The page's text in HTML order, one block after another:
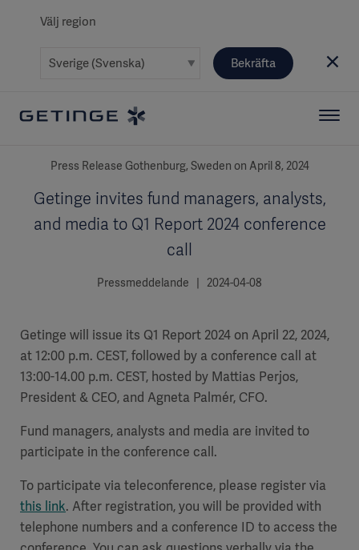
Välj region
Bekräfta
Press Release Gothenburg, Sweden on April 8, 2024
Getinge invites fund managers, analysts,
and media to Q1 Report 2024 conference
call
Pressmeddelande | 2024-04-08
Getinge will issue its Q1 Report 2024 on April 22, 2024,
at 12:00 p.m. CEST, followed by a conference call at
13:00-14.00 p.m. CEST, hosted by Mattias Perjos,
President & CEO, and Agneta Palmér, CFO.
Fund managers, analysts and media are invited to
participate in the conference call.
To participate via teleconference, please register via
this link. After registration, you will be provided with
telephone numbers and a conference ID to access the